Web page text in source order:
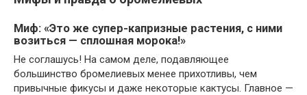
Миф: «Это же супер-капризные растения, с ними
возиться — сплошная морока!»
Не соглашусь! На самом деле, подавляющее
большинство бромелиевых менее прихотливы, чем
привычные фикусы и даже некоторые кактусы. Главное —